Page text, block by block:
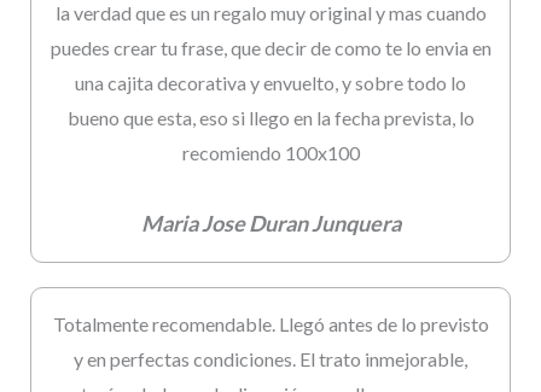
la verdad que es un regalo muy original y mas cuando
puedes crear tu frase, que decir de como te lo envia en
una cajita decorativa y envuelto, y sobre todo lo
bueno que esta, eso si llego en la fecha prevista, lo
recomiendo 100x100
Maria Jose Duran Junquera
Totalmente recomendable. Llegó antes de lo previsto
y en perfectas condiciones. El trato inmejorable,